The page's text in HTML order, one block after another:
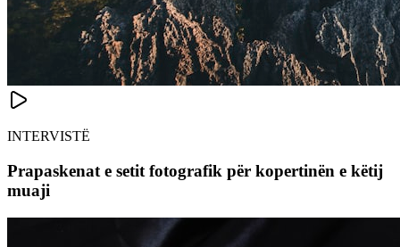
INTERVISTË
Prapaskenat e setit fotografik për kopertinën e këtij
muaji